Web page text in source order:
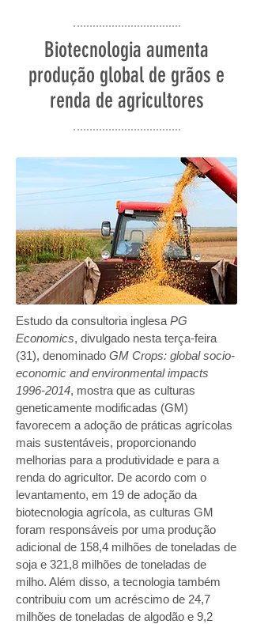
Biotecnologia aumenta
produção global de grãos e
renda de agricultores
Estudo da consultoria inglesa PG
Economics, divulgado nesta terça-feira
(31), denominado GM Crops: global socio-
economic and environmental impacts
1996-2014, mostra que as culturas
geneticamente modificadas (GM)
favorecem a adoção de práticas agrícolas
mais sustentáveis, proporcionando
melhorias para a produtividade e para a
renda do agricultor. De acordo com o
levantamento, em 19 de adoção da
biotecnologia agrícola, as culturas GM
foram responsáveis por uma produção
adicional de 158,4 milhões de toneladas de
soja e 321,8 milhões de toneladas de
milho. Além disso, a tecnologia também
contribuiu com um acréscimo de 24,7
milhões de toneladas de algodão e 9,2